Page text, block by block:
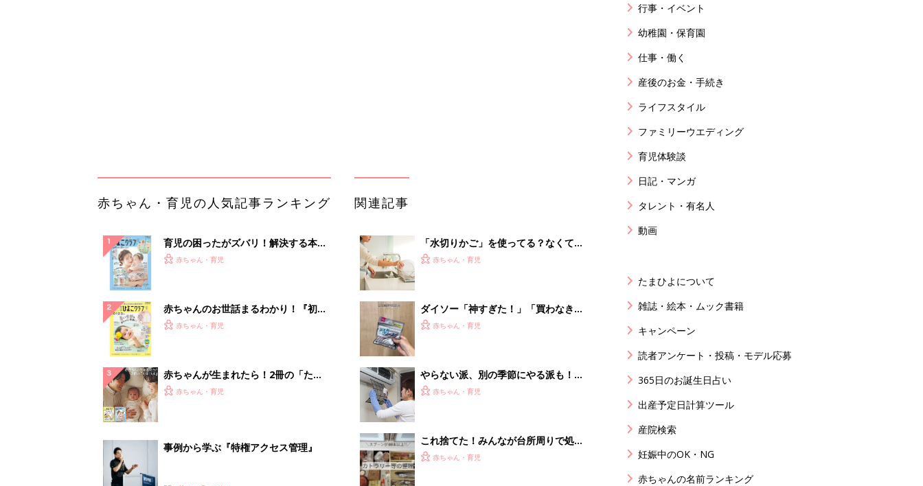
PR（KeeperSecurity）
ランキングをもっと見る
179回
PR（カイタヨ）
行事・イベント
幼稚園・保育園
仕事・働く
産後のお金・手続き
ライフスタイル
ファミリーウエディング
育児体験談
日記・マンガ
タレント・有名人
動画
たまひよについて
雑誌・絵本・ムック書籍
キャンペーン
読者アンケート・投稿・モデル応募
365日のお誕生日占い
出産予定日計算ツール
産院検索
妊娠中のOK・NG
赤ちゃんの名前ランキング